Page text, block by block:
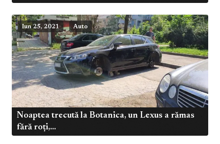
Iun 25, 2021 Auto
Noaptea trecută la Botanica, un Lexus a rămas
fără roți,...